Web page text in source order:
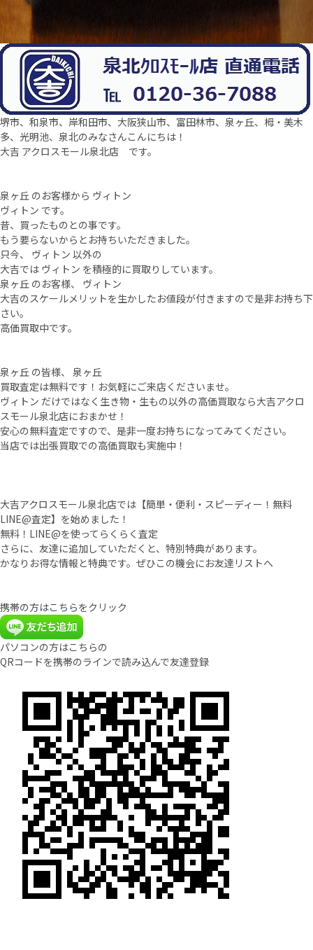
堺市、和泉市、岸和田市、大阪狭山市、富田林市、泉ヶ丘、栂・美木
多、光明池、泉北のみなさんこんにちは！
大吉 アクロスモール泉北店 です。
泉ヶ丘 のお客様から ヴィトン
ヴィトン です。
昔、買ったものとの事です。
もう要らないからとお持ちいただきました。
只今、 ヴィトン 以外の
大吉では ヴィトン を積極的に買取りしています。
泉ヶ丘 のお客様、 ヴィトン
大吉のスケールメリットを生かしたお値段が付きますので是非お持ち下
さい。
高価買取中です。
泉ヶ丘 の皆様、 泉ヶ丘
買取査定は無料です！お気軽にご来店くださいませ。
ヴィトン だけではなく生き物・生もの以外の高価買取なら大吉アクロ
スモール泉北店におまかせ！
安心の無料査定ですので、是非一度お持ちになってみてください。
当店では出張買取での高価買取も実施中！
大吉アクロスモール泉北店では【簡単・便利・スピーディー！無料
LINE@査定】を始めました！
無料！LINE@を使ってらくらく査定
さらに、友達に追加していただくと、特別特典があります。
かなりお得な情報と特典です。ぜひこの機会にお友達リストへ
携帯の方はこちらをクリック
パソコンの方はこちらの
QRコードを携帯のラインで読み込んで友達登録